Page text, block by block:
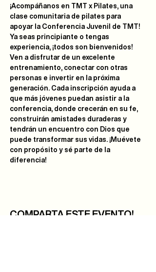
¡Acompáñanos en TMT x Pilates, una
clase comunitaria de pilates para
apoyar la Conferencia Juvenil de TMT!
Ya seas principiante o tengas
experiencia, ¡todos son bienvenidos!
Ven a disfrutar de un excelente
entrenamiento, conectar con otras
personas e invertir en la próxima
generación. Cada inscripción ayuda a
que más jóvenes puedan asistir a la
conferencia, donde crecerán en su fe,
construirán amistades duraderas y
tendrán un encuentro con Dios que
puede transformar sus vidas. ¡Muévete
con propósito y sé parte de la
diferencia!
COMPARTA ESTE EVENTO!